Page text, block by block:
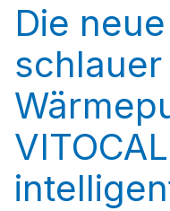
Die
schlauer